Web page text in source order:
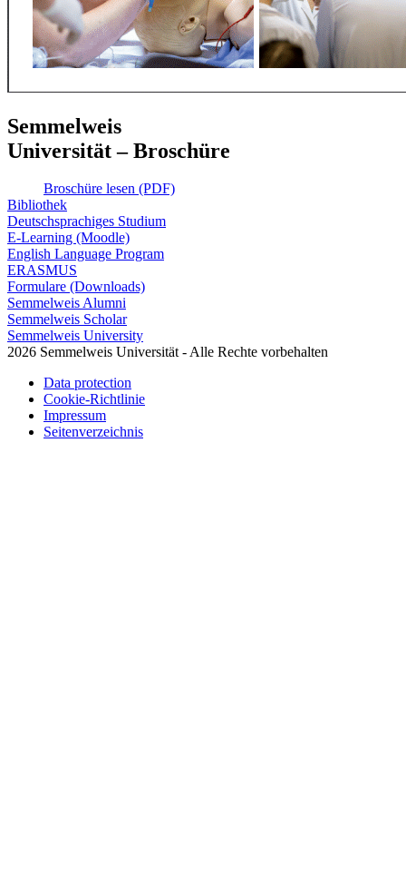
Semmelweis
Universität – Broschüre
Broschüre lesen (PDF)
Bibliothek
Deutschsprachiges Studium
E-Learning (Moodle)
English Language Program
ERASMUS
Formulare (Downloads)
Semmelweis Alumni
Semmelweis Scholar
Semmelweis University
2026 Semmelweis Universität - Alle Rechte vorbehalten
Data protection
Cookie-Richtlinie
Impressum
Seitenverzeichnis